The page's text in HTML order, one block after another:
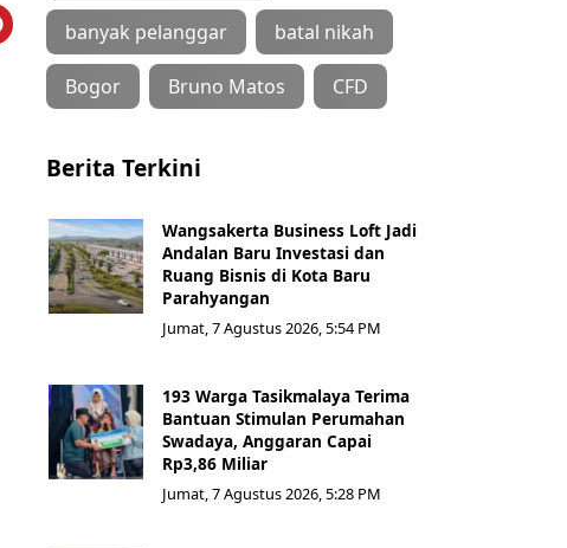
banyak pelanggar batal nikah
Bogor Bruno Matos CFD
Berita Terkini
Wangsakerta Business Loft Jadi
Andalan Baru Investasi dan
Ruang Bisnis di Kota Baru
Parahyangan
Jumat, 7 Agustus 2026, 5:54 PM
193 Warga Tasikmalaya Terima
Bantuan Stimulan Perumahan
Swadaya, Anggaran Capai
Rp3,86 Miliar
Jumat, 7 Agustus 2026, 5:28 PM